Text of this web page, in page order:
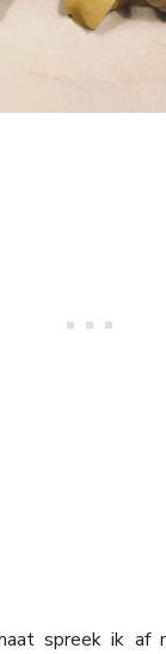
spreek ik af